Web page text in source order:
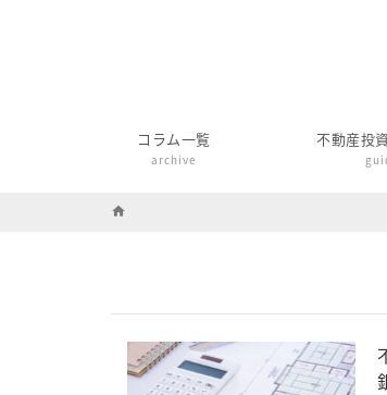
コラム一覧
archive
不動産投
home